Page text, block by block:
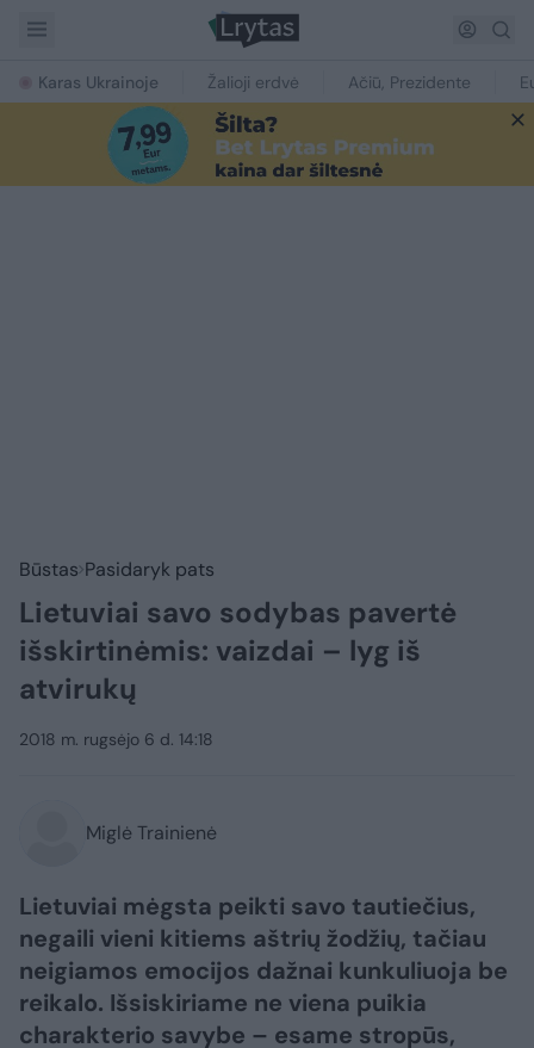
Karas Ukrainoje Žalioji erdvė Ačiū, Prezidente
Būstas Pasidaryk pats
Lietuviai savo sodybas pavertė
išskirtinėmis: vaizdai – lyg iš
atvirukų
2018 m. rugsėjo 6 d. 14:18
Miglė Trainienė
Lietuviai mėgsta peikti savo tautiečius,
negaili vieni kitiems aštrių žodžių, tačiau
neigiamos emocijos dažnai kunkuliuoja be
reikalo. Išsiskiriame ne viena puikia
charakterio savybe – esame stropūs,